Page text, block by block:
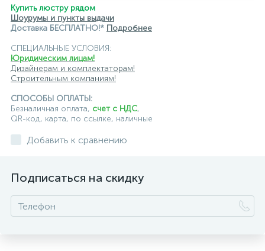
Купить люстру рядом
Шоурумы и пункты выдачи
Доставка БЕСПЛАТНО!* Подробнее
СПЕЦИАЛЬНЫЕ УСЛОВИЯ:
Юридическим лицам!
Дизайнерам и комплектаторам!
Строительным компаниям!
СПОСОБЫ ОПЛАТЫ:
Безналичная оплата, счет с НДС,
QR-код, карта, по ссылке, наличные
Добавить к сравнению
Подписаться на скидку